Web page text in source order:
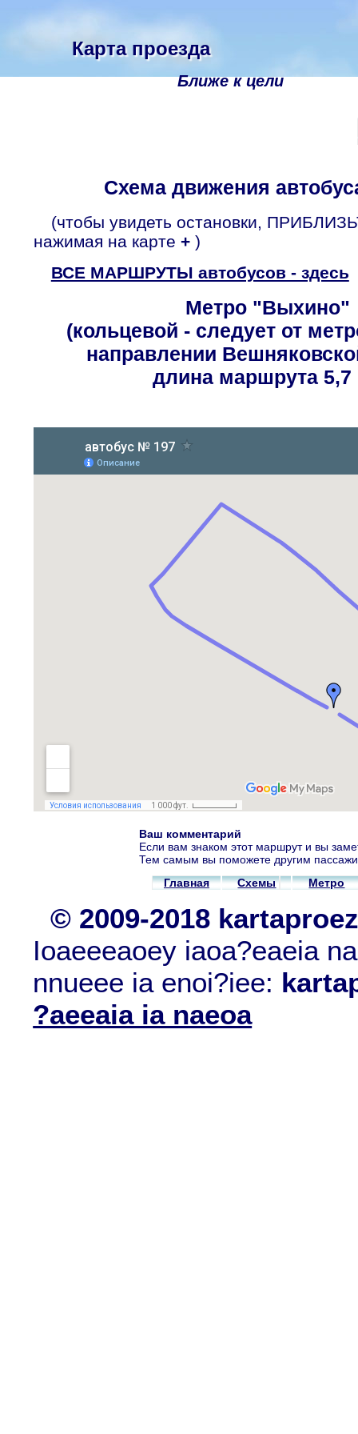
Карта проезда
Ближе к цели
Схема движения
(чтобы увидеть остановки,
нажимая на карте+ )
ВСЕ МАРШРУТЫ автобусов - здесь
Метро "Выхино"
(кольцевой - следует от
направлении
длина маршрута 5,7
Ваш комментарий
Если вам знаком этот маршрут и вы
Тем самым вы поможете другим
Главная
Схемы Метро
© 2009-2018
Ioaeeeaoey iaoa?eaeia
nnueee ia enoi?iee:
?aeeaia ia naeoa